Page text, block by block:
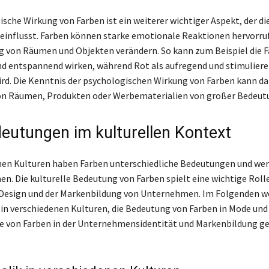
Wirkung von Farben ist ein weiterer wichtiger Aspekt, der
Farben können starke emotionale Reaktionen
von Räumen und Objekten verändern. So kann zum Beispiel die
entspannend wirken, während Rot als aufregend und
Die Kenntnis der psychologischen Wirkung von Farben kann
Räumen, Produkten oder Werbematerialien von großer
im kulturellen Kontext
Kulturen haben Farben unterschiedliche Bedeutungen und
Die kulturelle Bedeutung von Farben spielt eine wichtige
und der Markenbildung von Unternehmen. Im Folgenden
verschiedenen Kulturen, die Bedeutung von Farben in Mode
von Farben in der Unternehmensidentität und Markenbildung